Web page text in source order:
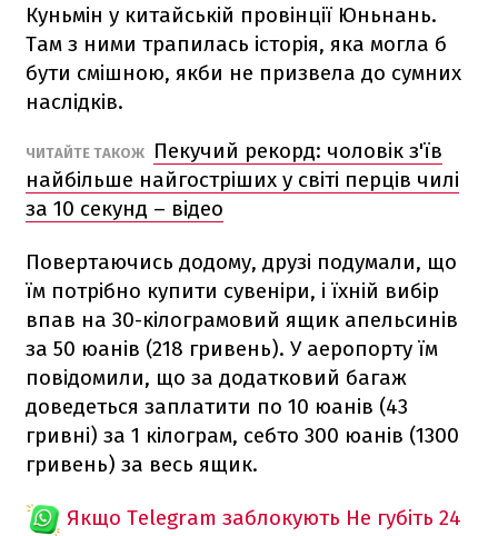
Куньмін у китайській провінції Юньнань.
Там з ними трапилась історія, яка могла б
бути смішною, якби не призвела до сумних
наслідків.
ЧИТАЙТЕ ТАКОЖ
Пекучий рекорд: чоловік з'їв
найбільше найгостріших у світі перців чилі
за 10 секунд – відео
Повертаючись додому, друзі подумали, що
їм потрібно купити сувеніри, і їхній вибір
впав на 30-кілограмовий ящик апельсинів
за 50 юанів (218 гривень). У аеропорту їм
повідомили, що за додатковий багаж
доведеться заплатити по 10 юанів (43
гривні) за 1 кілограм, себто 300 юанів (1300
гривень) за весь ящик.
Якщо Telegram заблокують Не губіть 24